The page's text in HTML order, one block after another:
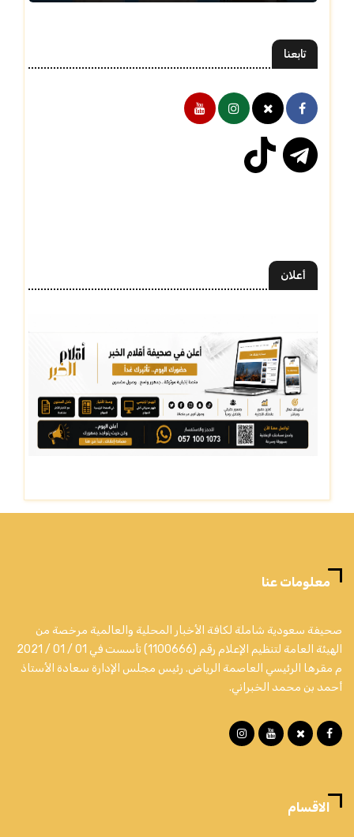
تابعنا
أعلان
معلومات عنا
صحيفة سعودية شاملة لكافة الأخبار المحلية والعالمية مرخصة من
الهيئة العامة لتنظيم الإعلام رقم (1100666) تأسست في 01 / 01 / 2021
م مقرها الرئيسي العاصمة الرياض. رئيس مجلس الإدارة سعادة الأستاذ
أحمد بن محمد الخبراني.
الاقسام